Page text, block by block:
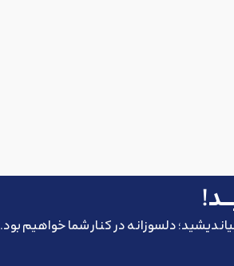
دلسوزانه در کنار شما خواهیم بود.